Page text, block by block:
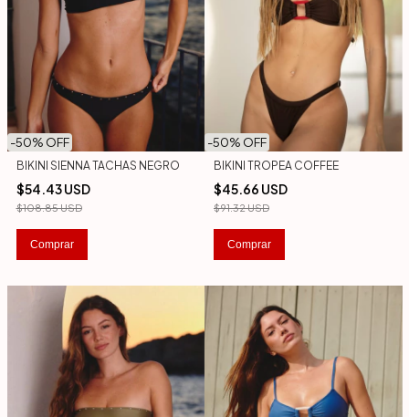
-50% OFF
BIKINI SIENNA TACHAS NEGRO
$54.43 USD
$108.85 USD
Comprar
-50% OFF
BIKINI TROPEA COFFEE
$45.66 USD
$91.32 USD
Comprar